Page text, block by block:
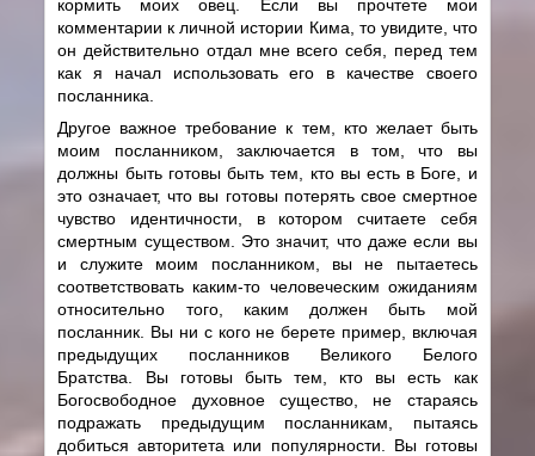
кормить моих овец. Если вы прочтете мои
комментарии к личной истории Кима, то увидите, что
он действительно отдал мне всего себя, перед тем
как я начал использовать его в качестве своего
посланника.
Другое важное требование к тем, кто желает быть
моим посланником, заключается в том, что вы
должны быть готовы быть тем, кто вы есть в Боге, и
это означает, что вы готовы потерять свое смертное
чувство идентичности, в котором считаете себя
смертным существом. Это значит, что даже если вы
и служите моим посланником, вы не пытаетесь
соответствовать каким-то человеческим ожиданиям
относительно того, каким должен быть мой
посланник. Вы ни с кого не берете пример, включая
предыдущих посланников Великого Белого
Братства. Вы готовы быть тем, кто вы есть как
Богосвободное духовное существо, не стараясь
подражать предыдущим посланникам, пытаясь
добиться авторитета или популярности. Вы готовы